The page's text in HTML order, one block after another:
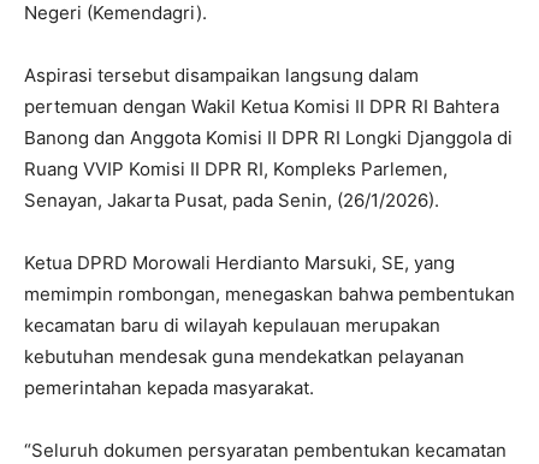
Negeri (Kemendagri).
Aspirasi tersebut disampaikan langsung dalam
pertemuan dengan Wakil Ketua Komisi II DPR RI Bahtera
Banong dan Anggota Komisi II DPR RI Longki Djanggola di
Ruang VVIP Komisi II DPR RI, Kompleks Parlemen,
Senayan, Jakarta Pusat, pada Senin, (26/1/2026).
Ketua DPRD Morowali Herdianto Marsuki, SE, yang
memimpin rombongan, menegaskan bahwa pembentukan
kecamatan baru di wilayah kepulauan merupakan
kebutuhan mendesak guna mendekatkan pelayanan
pemerintahan kepada masyarakat.
“Seluruh dokumen persyaratan pembentukan kecamatan